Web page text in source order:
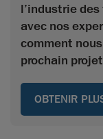
l’industrie
avec nos
comment
prochain
OBTENIR